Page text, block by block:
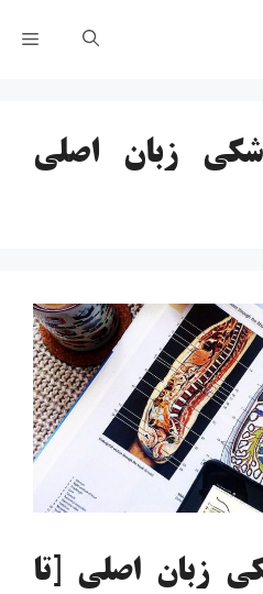
زبان اصلی
زبان اصلی [تا